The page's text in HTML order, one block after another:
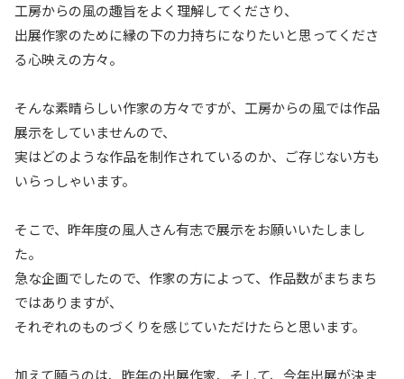
工房からの風の趣旨をよく理解してくださり、
出展作家のために縁の下の力持ちになりたいと思ってくださ
る心映えの方々。
そんな素晴らしい作家の方々ですが、工房からの風では作品
展示をしていませんので、
実はどのような作品を制作されているのか、ご存じない方も
いらっしゃいます。
そこで、昨年度の風人さん有志で展示をお願いいたしまし
た。
急な企画でしたので、作家の方によって、作品数がまちまち
ではありますが、
それぞれのものづくりを感じていただけたらと思います。
加えて願うのは、昨年の出展作家、そして、今年出展が決ま